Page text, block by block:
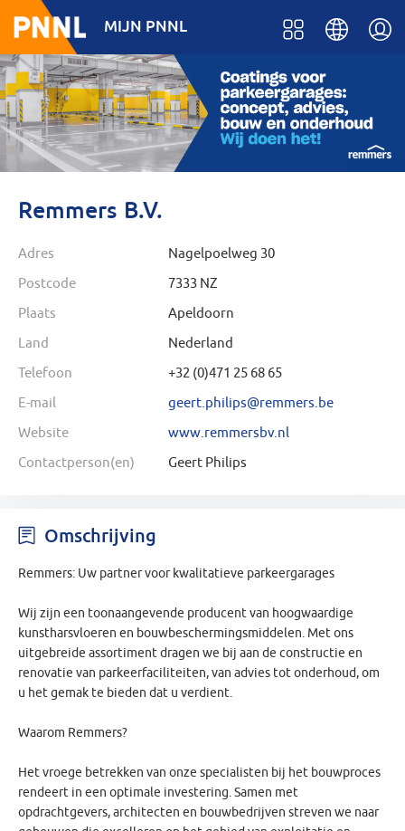
MIJN PNNL
Remmers B.V.
Adres
Nagelpoelweg 30
Postcode
7333 NZ
Plaats
Apeldoorn
Land
Nederland
Telefoon
+32 (0)471 25 68 65
E-mail
geert.philips@remmers.be
Website
www.remmersbv.nl
Contactperson(en)
Geert Philips
Omschrijving
Remmers: Uw partner voor kwalitatieve parkeergarages
Wij zijn een toonaangevende producent van hoogwaardige
kunstharsvloeren en bouwbeschermingsmiddelen. Met ons
uitgebreide assortiment dragen we bij aan de constructie en
renovatie van parkeerfaciliteiten, van advies tot onderhoud, om
u het gemak te bieden dat u verdient.
Waarom Remmers?
Het vroege betrekken van onze specialisten bij het bouwproces
rendeert in een optimale investering. Samen met
opdrachtgevers, architecten en bouwbedrijven streven we naar